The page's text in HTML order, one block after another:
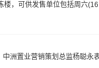
，可供发售单位包括周六
洲置业营销策划总监杨聪永